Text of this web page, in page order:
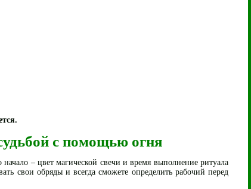
с помощью огня
– цвет магической свечи и время выполнение ритуала
свои обряды и всегда сможете определить рабочий перед